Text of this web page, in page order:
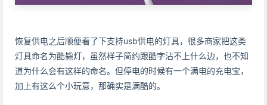
恢复供电之后顺便看了下支持usb供电的灯具，很多商家把这类
灯具命名为酷毙灯，虽然样子简约跟酷字沾不上什么边，也不知
道为什么会有这样的命名。但停电的时候有一个满电的充电宝，
加上有这么个小玩意，那确实是满酷的。